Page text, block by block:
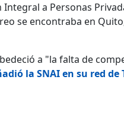
a Personas
se encontraba en
a "la falta de
la SNAI en su red